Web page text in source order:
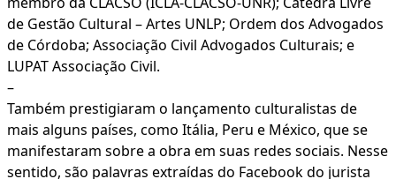
de Gestão Cultural – Artes UNLP; Ordem dos Advogados
de Córdoba; Associação Civil Advogados Culturais; e
LUPAT Associação Civil.
–
Também prestigiaram o lançamento culturalistas de
mais alguns países, como Itália, Peru e México, que se
manifestaram sobre a obra em suas redes sociais. Nesse
sentido, são palavras extraídas do Facebook do jurista